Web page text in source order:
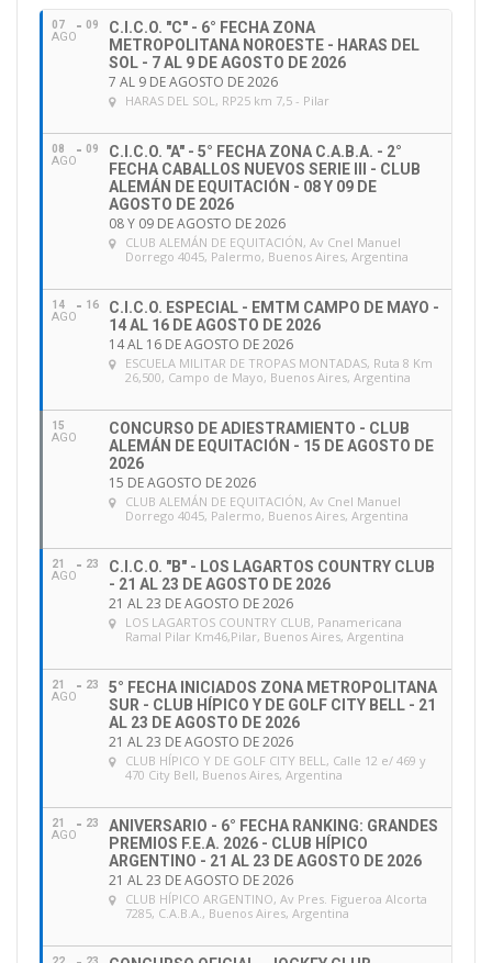
ó
07
AGO
09
C.I.C.O. "C" - 6° FECHA ZONA
METROPOLITANA NOROESTE - HARAS DEL
SOL - 7 AL 9 DE AGOSTO DE 2026
7 AL 9 DE AGOSTO DE 2026
HARAS DEL SOL, RP25 km 7,5 - Pilar
08
AGO
09
C.I.C.O. "A" - 5° FECHA ZONA C.A.B.A. - 2°
FECHA CABALLOS NUEVOS SERIE III - CLUB
ALEMÁN DE EQUITACIÓN - 08 Y 09 DE
AGOSTO DE 2026
08 Y 09 DE AGOSTO DE 2026
CLUB ALEMÁN DE EQUITACIÓN, Av Cnel Manuel
Dorrego 4045, Palermo, Buenos Aires, Argentina
14
AGO
16
C.I.C.O. ESPECIAL - EMTM CAMPO DE MAYO -
14 AL 16 DE AGOSTO DE 2026
14 AL 16 DE AGOSTO DE 2026
ESCUELA MILITAR DE TROPAS MONTADAS, Ruta 8 Km
26,500, Campo de Mayo, Buenos Aires, Argentina
15
AGO
CONCURSO DE ADIESTRAMIENTO - CLUB
ALEMÁN DE EQUITACIÓN - 15 DE AGOSTO DE
2026
15 DE AGOSTO DE 2026
CLUB ALEMÁN DE EQUITACIÓN, Av Cnel Manuel
Dorrego 4045, Palermo, Buenos Aires, Argentina
21
AGO
23
C.I.C.O. "B" - LOS LAGARTOS COUNTRY CLUB
- 21 AL 23 DE AGOSTO DE 2026
21 AL 23 DE AGOSTO DE 2026
LOS LAGARTOS COUNTRY CLUB, Panamericana
Ramal Pilar Km46,Pilar, Buenos Aires, Argentina
21
AGO
23
5° FECHA INICIADOS ZONA METROPOLITANA
SUR - CLUB HÍPICO Y DE GOLF CITY BELL - 21
AL 23 DE AGOSTO DE 2026
21 AL 23 DE AGOSTO DE 2026
CLUB HÍPICO Y DE GOLF CITY BELL, Calle 12 e/ 469 y
470 City Bell, Buenos Aires, Argentina
21
AGO
23
ANIVERSARIO - 6° FECHA RANKING: GRANDES
PREMIOS F.E.A. 2026 - CLUB HÍPICO
ARGENTINO - 21 AL 23 DE AGOSTO DE 2026
21 AL 23 DE AGOSTO DE 2026
CLUB HÍPICO ARGENTINO, Av Pres. Figueroa Alcorta
7285, C.A.B.A., Buenos Aires, Argentina